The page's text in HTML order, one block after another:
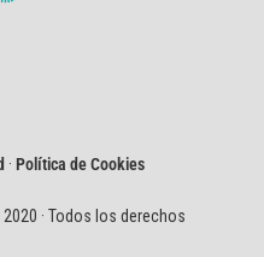
·Política de Cookies
· Todos los derechos